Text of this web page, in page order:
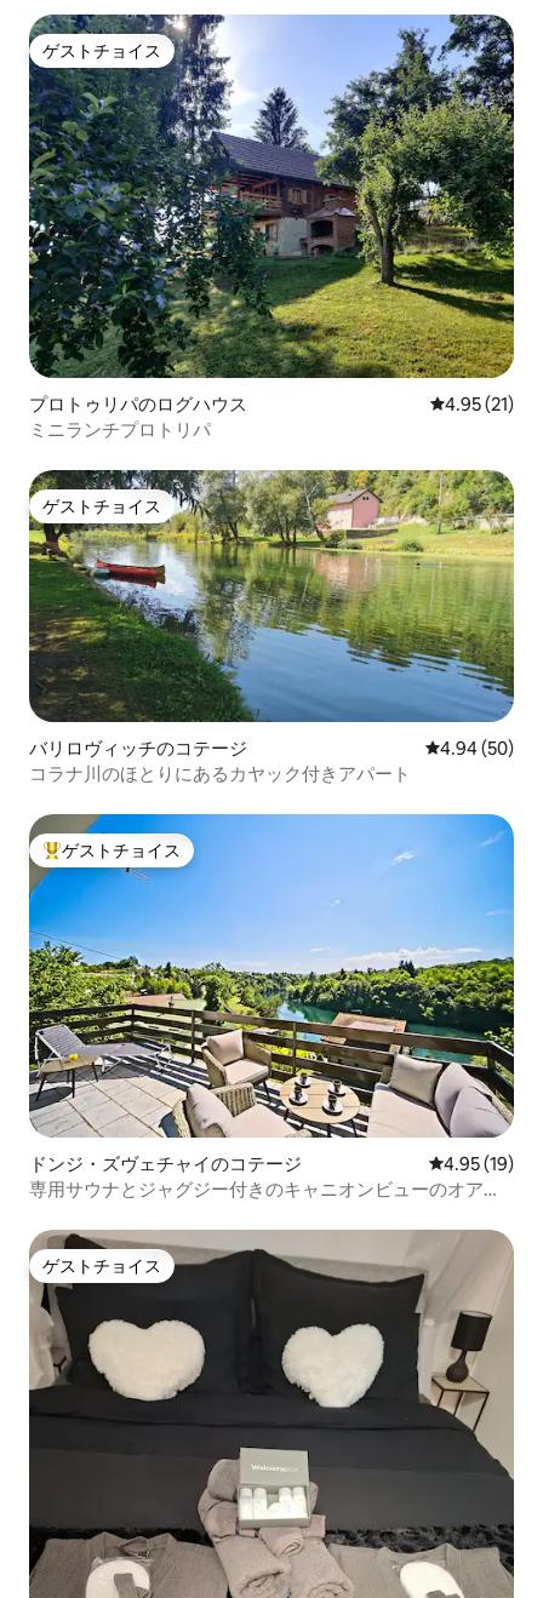
ゲストチョイス
ゲストチョイス
プロトゥリパのログハウス レビュー21
4.95 (21)
ミニランチプロトリパ
ゲストチョイス
ゲストチョイス
バリロヴィッチのコテージ レビュー50
4.94 (50)
コラナ川のほとりにあるカヤック付きアパート
大好評のゲストチョイスです。
ゲストチョイス
ドンジ・ズヴェチャイのコテージ レビュー19
4.95 (19)
専用サウナとジャグジー付きのキャニオンビューのオアシ
ゲストチョイス
ゲストチョイス